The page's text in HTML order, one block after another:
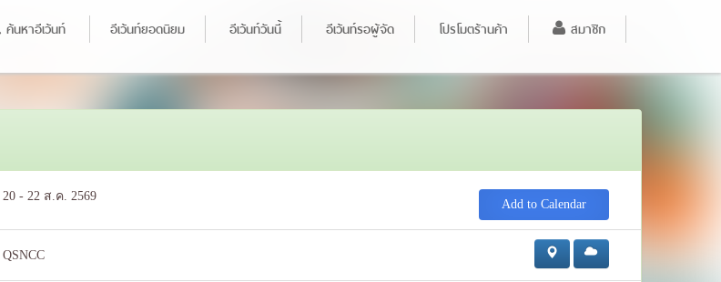
ค้นหาอีเว้นท์ อีเว้นท์ยอดนิยม อีเว้นท์วันนี้ อีเว้นท์รอผู้จัด โปรโมตร้านค้า สมาชิก
20 - 22 ส.ค. 2569
Add to Calendar
QSNCC